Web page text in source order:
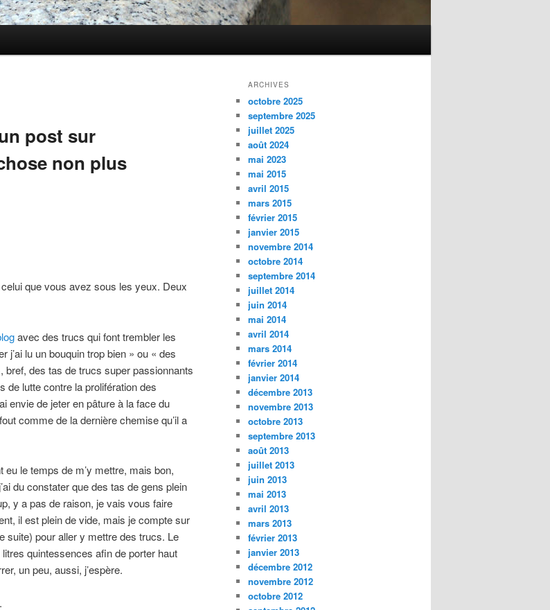
post sur
non plus
que vous avez sous les yeux. Deux
avec des trucs qui font trembler les
lu un bouquin trop bien » ou « des
des tas de trucs super passionnants
de lutte contre la prolifération des
envie de jeter en pâture à la face du
comme de la dernière chemise qu’il a
eu le temps de m’y mettre, mais bon,
du constater que des tas de gens plein
y a pas de raison, je vais vous faire
il est plein de vide, mais je compte sur
suite) pour aller y mettre des trucs. Le
quintessences afin de porter haut
un peu, aussi, j’espère.
ARCHIVES
octobre 2025
septembre 2025
juillet 2025
août 2024
mai 2023
mai 2015
avril 2015
mars 2015
février 2015
janvier 2015
novembre 2014
octobre 2014
septembre 2014
juillet 2014
juin 2014
mai 2014
avril 2014
mars 2014
février 2014
janvier 2014
décembre 2013
novembre 2013
octobre 2013
septembre 2013
août 2013
juillet 2013
juin 2013
mai 2013
avril 2013
mars 2013
février 2013
janvier 2013
décembre 2012
novembre 2012
octobre 2012